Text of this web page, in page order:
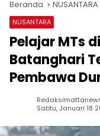
Beranda NUSANTARA
NUSANTARA
Pelajar MTs
Batanghari
Pembawa
Sabtu, Januari 18